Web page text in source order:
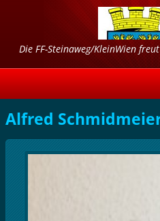
Die FF-Steinaweg/KleinWien
Alfred